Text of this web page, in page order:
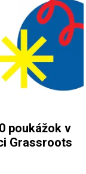
poukážok v
Grassroots